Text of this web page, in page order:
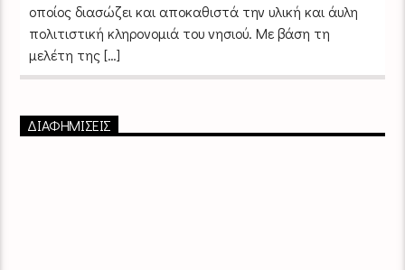
οποίος διασώζει και αποκαθιστά την υλική και άυλη
πολιτιστική κληρονομιά του νησιού. Με βάση τη
μελέτη της […]
ΔΙΑΦΗΜΙΣΕΙΣ